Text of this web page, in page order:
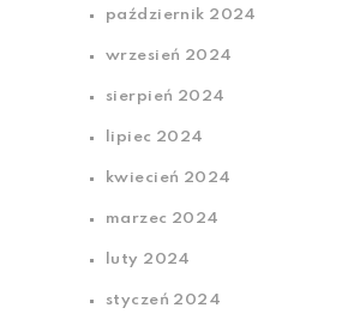
październik 2024
wrzesień 2024
sierpień 2024
lipiec 2024
kwiecień 2024
marzec 2024
luty 2024
styczeń 2024